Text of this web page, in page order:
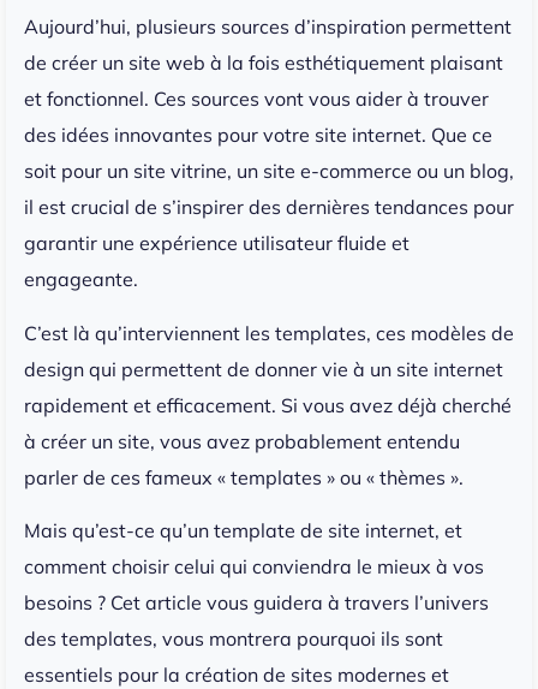
Aujourd’hui, plusieurs sources d’inspiration permettent
de créer un site web à la fois esthétiquement plaisant
et fonctionnel. Ces sources vont vous aider à trouver
des idées innovantes pour votre site internet. Que ce
soit pour un site vitrine, un site e-commerce ou un blog,
il est crucial de s’inspirer des dernières tendances pour
garantir une expérience utilisateur fluide et
engageante.
C’est là qu’interviennent les templates, ces modèles de
design qui permettent de donner vie à un site internet
rapidement et efficacement. Si vous avez déjà cherché
à créer un site, vous avez probablement entendu
parler de ces fameux « templates » ou « thèmes ».
Mais qu’est-ce qu’un template de site internet, et
comment choisir celui qui conviendra le mieux à vos
besoins ? Cet article vous guidera à travers l’univers
des templates, vous montrera pourquoi ils sont
essentiels pour la création de sites modernes et